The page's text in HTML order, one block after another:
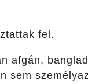
fel.
afgán,
sem